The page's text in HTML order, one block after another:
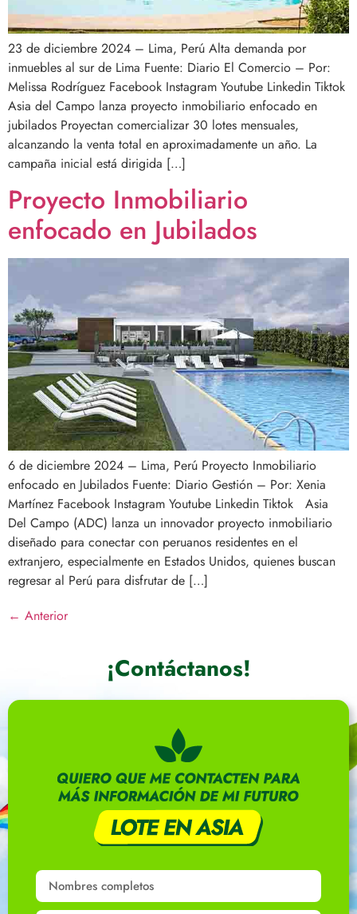
23 de diciembre 2024 – Lima, Perú Alta demanda por
inmuebles al sur de Lima Fuente: Diario El Comercio – Por:
Melissa Rodríguez Facebook Instagram Youtube Linkedin Tiktok
Asia del Campo lanza proyecto inmobiliario enfocado en
jubilados Proyectan comercializar 30 lotes mensuales,
alcanzando la venta total en aproximadamente un año. La
campaña inicial está dirigida […]
Proyecto Inmobiliario
enfocado en Jubilados
6 de diciembre 2024 – Lima, Perú Proyecto Inmobiliario
enfocado en Jubilados Fuente: Diario Gestión – Por: Xenia
Martínez Facebook Instagram Youtube Linkedin Tiktok Asia
Del Campo (ADC) lanza un innovador proyecto inmobiliario
diseñado para conectar con peruanos residentes en el
extranjero, especialmente en Estados Unidos, quienes buscan
regresar al Perú para disfrutar de […]
← Anterior
¡Contáctanos!